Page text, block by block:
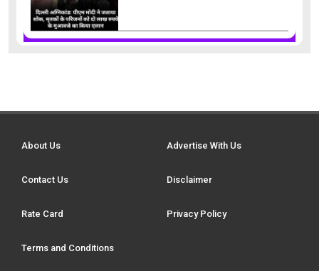
About Us Advertise With Us
Contact Us Disclaimer
Rate Card Privacy Policy
Terms and Conditions